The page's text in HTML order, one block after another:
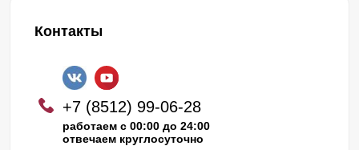
Контакты
+7 (8512) 99-06-28
работаем с 00:00 до 24:00
отвечаем круглосуточно